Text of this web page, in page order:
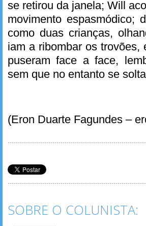
se retirou da janela; Will
movimento espasmódico;
como duas crianças,
iam a ribombar os
puseram face a face,
sem que no entanto se
(Eron Duarte Fagundes –
SOBRE O COLUNISTA: